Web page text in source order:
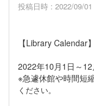
投稿日時 : 2022/09/01
【Library Calendar】
2022年10月1日～12
※急遽休館や時間短
ください。